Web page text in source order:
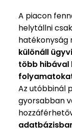
A piacon
helytállni
hatékonyság
különáll
több hibával
Az utóbbinál
gyorsabban